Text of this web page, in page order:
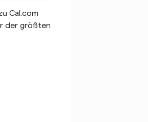
Cal.com
der größten